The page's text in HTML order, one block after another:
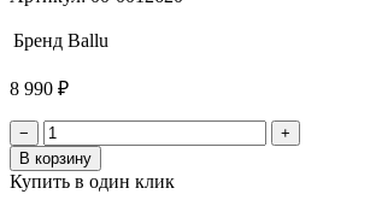
Бренд Ballu
8 990 ₽
−
+
В корзину
Купить в один клик